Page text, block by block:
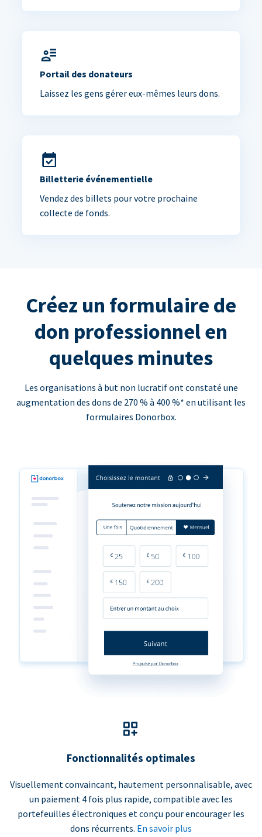
Portail des donateurs
Laissez les gens gérer eux-mêmes leurs dons.
Billetterie événementielle
Vendez des billets pour votre prochaine
collecte de fonds.
Créez un formulaire de
don professionnel en
quelques minutes
Les organisations à but non lucratif ont constaté une
augmentation des dons de 270 % à 400 %* en utilisant les
formulaires Donorbox.
Fonctionnalités optimales
Visuellement convaincant, hautement personnalisable, avec
un paiement 4 fois plus rapide, compatible avec les
portefeuilles électroniques et conçu pour encourager les
dons récurrents. En savoir plus